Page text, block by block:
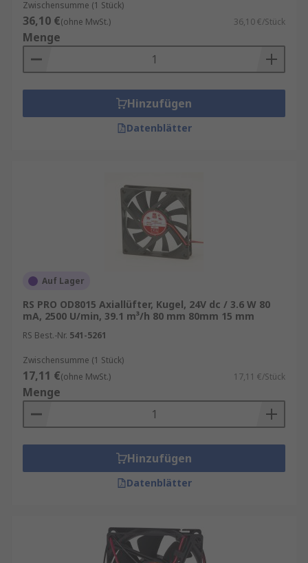
Zwischensumme (1 Stück)
36,10 €(ohne MwSt.) 36,10 €/Stück
Menge
Hinzufügen
Datenblätter
Auf Lager
RS PRO OD8015 Axiallüfter, Kugel, 24V dc / 3.6 W 80
mA, 2500 U/min, 39.1 m³/h 80 mm 80mm 15 mm
RS Best.-Nr. 541-5261
Zwischensumme (1 Stück)
17,11 €(ohne MwSt.) 17,11 €/Stück
Menge
Hinzufügen
Datenblätter